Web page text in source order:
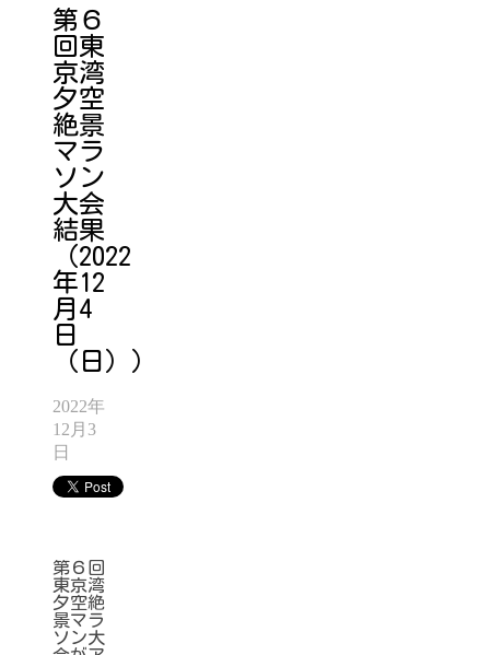
第６
回東
京湾
夕空
絶景
マラ
ソン
大会
結果
（2022
年12
月4
日
（日））
2022年
12月3
日
第６回
東京湾
夕空絶
景マラ
ソン大